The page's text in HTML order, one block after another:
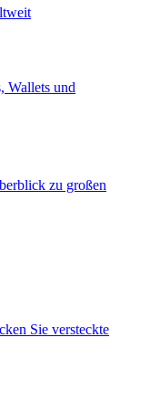
Wallets und
zu großen
Sie versteckte